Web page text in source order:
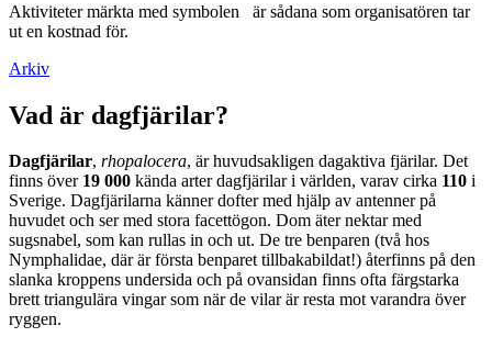
Aktiviteter märkta med symbolen
är sådana som organisatören tar
ut en kostnad för.
Arkiv
Vad är dagfjärilar?
Dagfjärilar, rhopalocera, är huvudsakligen dagaktiva fjärilar. Det
finns över 19 000 kända arter dagfjärilar i världen, varav cirka 110 i
Sverige. Dagfjärilarna känner dofter med hjälp av antenner på
huvudet och ser med stora facettögon. Dom äter nektar med
sugsnabel, som kan rullas in och ut. De tre benparen (två hos
Nymphalidae, där är första benparet tillbakabildat!) återfinns på den
slanka kroppens undersida och på ovansidan finns ofta färgstarka
brett triangulära vingar som när de vilar är resta mot varandra över
ryggen.